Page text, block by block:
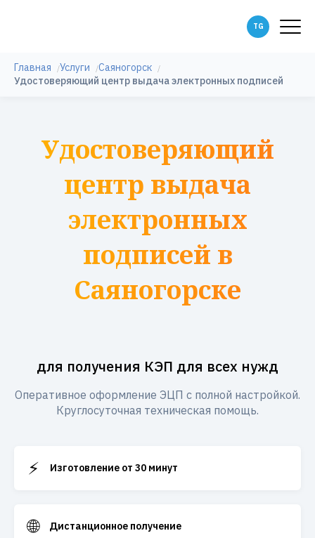
Главная Услуги
Саяногорск
Удостоверяющий центр выдача электронных подписей
Удостоверяющий
центр выдача
электронных
подписей в
Саяногорске
для получения КЭП для всех нужд
Оперативное оформление ЭЦП с полной настройкой.
Круглосуточная техническая помощь.
⚡ Изготовление от 30 минут
🌐 Дистанционное получение